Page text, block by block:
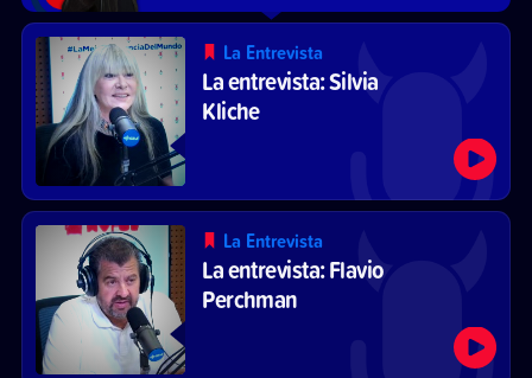
La Entrevista
La entrevista: Silvia
Kliche
La Entrevista
La entrevista: Flavio
Perchman